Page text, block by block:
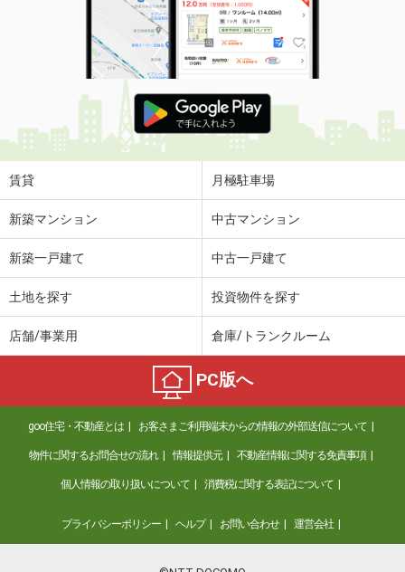
賃貸 月極駐車場
新築マンション 中古マンション
新築一戸建て 中古一戸建て
土地を探す 投資物件を探す
店舗/事業用 倉庫/トランクルーム
PC版へ
goo住宅・不動産とは お客さまご利用端末からの情報の外部送信について
物件に関するお問合せの流れ 情報提供元 不動産情報に関する免責事項
個人情報の取り扱いについて 消費税に関する表記について
プライバシーポリシー ヘルプ お問い合わせ 運営会社